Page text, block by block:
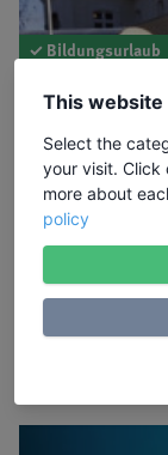
✓ Bildungsurlaub
10.08.2026 -
Achtsames
für mehr
Gelassenheit
Dozentin:
This website
Select the
your visit.
more about
policy